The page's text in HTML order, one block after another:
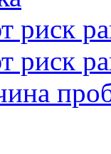
риск
риск